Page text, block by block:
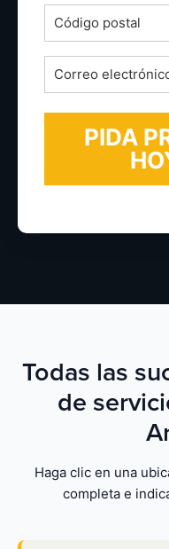
Código
postal
*Correo
electrónico
*
Todas las
de
Haga clic en una
completa e